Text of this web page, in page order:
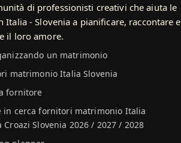
di professionisti creativi che aiuta le
Italia - Slovenia a pianificare, raccontare e
il loro amore.
un matrimonio
matrimonio Italia Slovenia
fornitore
in cerca fornitori matrimonio Italia
Croazi Slovenia 2026 / 2027 / 2028